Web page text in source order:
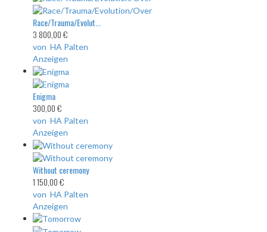
Race/Trauma/Evolut...
3 800,00 €
von HA Palten
Anzeigen
Enigma
300,00 €
von HA Palten
Anzeigen
Without ceremony
1 150,00 €
von HA Palten
Anzeigen